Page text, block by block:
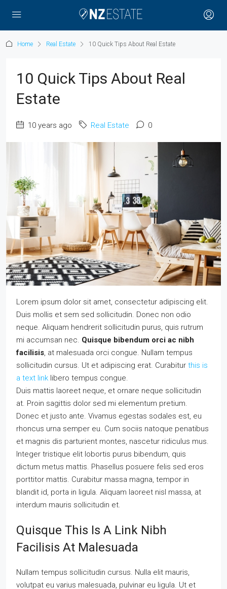
Home Real Estate 10 Quick Tips About Real Estate
10 Quick Tips About Real
Estate
10 years ago Real Estate 0
Lorem ipsum dolor sit amet, consectetur adipiscing elit.
Duis mollis et sem sed sollicitudin. Donec non odio
neque. Aliquam hendrerit sollicitudin purus, quis rutrum
mi accumsan nec. Quisque bibendum orci ac nibh
facilisis, at malesuada orci congue. Nullam tempus
sollicitudin cursus. Ut et adipiscing erat. Curabitur this is
a text link libero tempus congue.
Duis mattis laoreet neque, et ornare neque sollicitudin
at. Proin sagittis dolor sed mi elementum pretium.
Donec et justo ante. Vivamus egestas sodales est, eu
rhoncus urna semper eu. Cum sociis natoque penatibus
et magnis dis parturient montes, nascetur ridiculus mus.
Integer tristique elit lobortis purus bibendum, quis
dictum metus mattis. Phasellus posuere felis sed eros
porttitor mattis. Curabitur massa magna, tempor in
blandit id, porta in ligula. Aliquam laoreet nisl massa, at
interdum mauris sollicitudin et.
Quisque This Is A Link Nibh
Facilisis At Malesuada
Nullam tempus sollicitudin cursus. Nulla elit mauris,
volutpat eu varius malesuada, pulvinar eu ligula. Ut et